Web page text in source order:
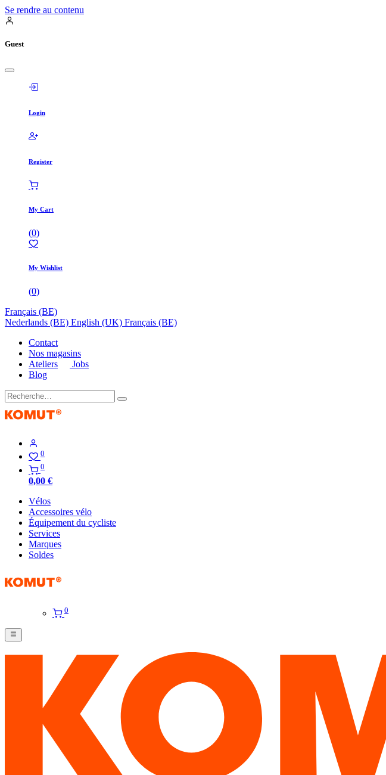
Se rendre au contenu
Guest
Login
Register
My Cart
(0)
My Wishlist
(0)
Français (BE)
Nederlands (BE) English (UK) Français (BE)
Contact
Nos magasins
Ateliers
Jobs
Blog
0
0
0,00 €
Vélos
Accessoires vélo
Équipement du cycliste
Services
Marques
Soldes
0